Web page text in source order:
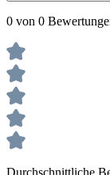
0 von 0
Durchschnittliche